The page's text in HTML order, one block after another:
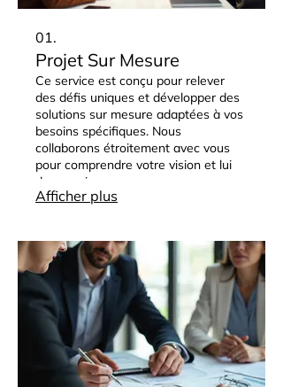
01.
Projet Sur Mesure
Ce service est conçu pour relever
des défis uniques et développer des
solutions sur mesure adaptées à vos
besoins spécifiques. Nous
collaborons étroitement avec vous
pour comprendre votre vision et lui
donner vie.
Afficher plus